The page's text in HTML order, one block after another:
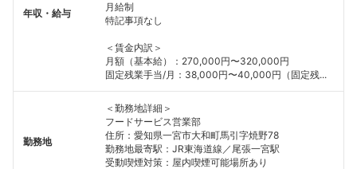
年収・給与
月給制
特記事項なし
＜賃金内訳＞
月額（基本給）：270,000円〜320,000円
固定残業手当/月：38,000円〜40,000円（固定残...
勤務地
＜勤務地詳細＞
フードサービス営業部
住所：愛知県一宮市大和町馬引字焼野78
勤務地最寄駅：JR東海道線／尾張一宮駅
受動喫煙対策：屋内喫煙可能場所あり